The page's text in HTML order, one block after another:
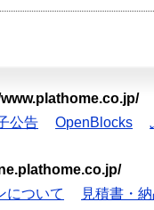
公告 OpenBlocks
について
見積書・